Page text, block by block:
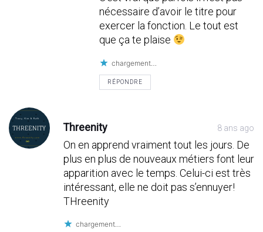
nécessaire d’avoir le titre pour
exercer la fonction. Le tout est
que ça te plaise
chargement…
RÉPONDRE
Threenity 8 ans ago
On en apprend vraiment tout les jours. De
plus en plus de nouveaux métiers font leur
apparition avec le temps. Celui-ci est très
intéressant, elle ne doit pas s’ennuyer!
THreenity
chargement…